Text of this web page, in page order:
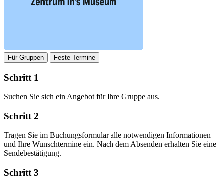
Für Gruppen Feste Termine
Schritt 1
Suchen Sie sich ein Angebot für Ihre Gruppe aus.
Schritt 2
Tragen Sie im Buchungsformular alle notwendigen Informationen
und Ihre Wunschtermine ein. Nach dem Absenden erhalten Sie eine
Sendebestätigung.
Schritt 3